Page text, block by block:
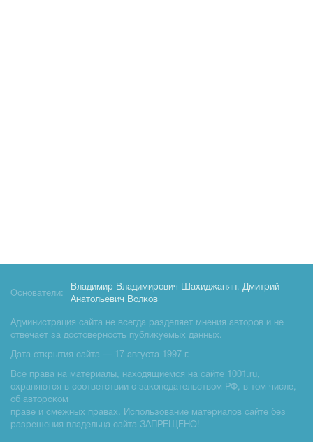
Основатели:
Владимир Владимирович Шахиджанян, Дмитрий
Анатольевич Волков
Администрация сайта не всегда разделяет мнения авторов и не
отвечает за достоверность публикуемых данных.
Дата открытия сайта — 17 августа 1997 г.
Все права на материалы, находящиемся на сайте 1001.ru,
охраняются в соответствии с законодательством РФ, в том числе,
об авторском
праве и смежных правах. Использование материалов сайте без
разрешения владельца сайта ЗАПРЕЩЕНО!